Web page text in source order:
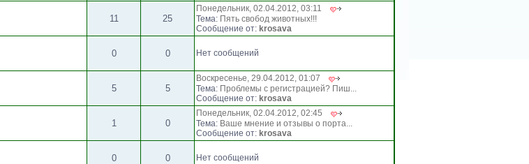
11 25
Понедельник, 02.04.2012, 03:11
Тема: Пять свобод животных!!!
Сообщение от: krosava
0 0 Нет сообщений
5 5
Воскресенье, 29.04.2012, 01:07
Тема: Проблемы с регистрацией? Пиш...
Сообщение от: krosava
1 0
Понедельник, 02.04.2012, 02:45
Тема: Ваше мнение и отзывы о порта...
Сообщение от: krosava
0 0 Нет сообщений